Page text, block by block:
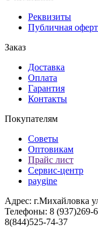
Реквизиты
Публичная
Заказ
Доставка
Оплата
Гарантия
Контакты
Покупателям
Советы
Оптовикам
Прайс лист
Сервис-центр
paygine
Адрес: г.Михайловка
Телефоны: 8 (937)269-
8(844)525-74-37